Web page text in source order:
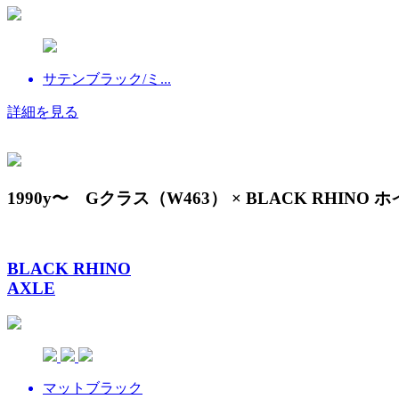
サテンブラック/ミ...
詳細を見る
1990y〜 Gクラス（W463） × BLACK RHINO ホ
BLACK RHINO
AXLE
マットブラック